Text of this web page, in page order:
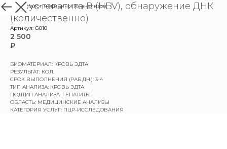
назад в каталог медицинских анализов
Вирус гепатита В (HBV), обнаружение ДНК
(количественно)
Артикул: G010
2 500
₽
БИОМАТЕРИАЛ: КРОВЬ ЭДТА
РЕЗУЛЬТАТ: КОЛ.
СРОК ВЫПОЛНЕНИЯ (РАБ.ДН.): 3-4
ТИП АНАЛИЗА: КРОВЬ ЭДТА
ПОДТИП АНАЛИЗА: ГЕПАТИТЫ
ОБЛАСТЬ: МЕДИЦИНСКИЕ АНАЛИЗЫ
КАТЕГОРИЯ УСЛУГ: ПЦР-ИССЛЕДОВАНИЯ